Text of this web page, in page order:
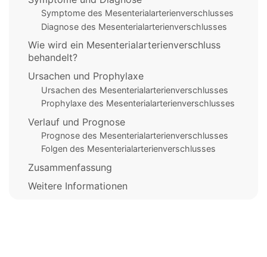
Symptome des Mesenterialarterienverschlusses
Diagnose des Mesenterialarterienverschlusses
Wie wird ein Mesenterialarterienverschluss
behandelt?
Ursachen und Prophylaxe
Ursachen des Mesenterialarterienverschlusses
Prophylaxe des Mesenterialarterienverschlusses
Verlauf und Prognose
Prognose des Mesenterialarterienverschlusses
Folgen des Mesenterialarterienverschlusses
Zusammenfassung
Weitere Informationen